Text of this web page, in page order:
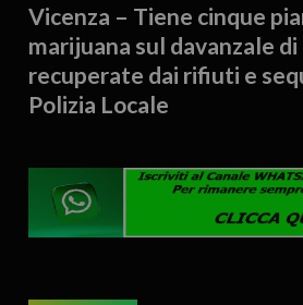
Vicenza – Tiene cinque
marijuana sul davanzale di
recuperate dai rifiuti e
Polizia Locale